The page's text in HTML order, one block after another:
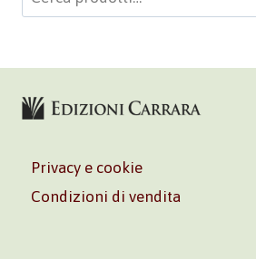
Privacy e cookie
Condizioni di vendita